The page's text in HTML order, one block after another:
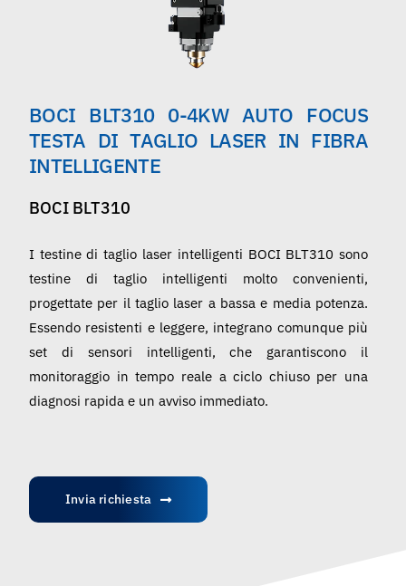
Chi Siamo
Italiano
BOCI BLT310 0-4KW AUTO FOCUS
TESTA DI TAGLIO LASER IN FIBRA
INTELLIGENTE
BOCI BLT310
I testine di taglio laser intelligenti BOCI BLT310 sono
testine di taglio intelligenti molto convenienti,
progettate per il taglio laser a bassa e media potenza.
Essendo resistenti e leggere, integrano comunque più
set di sensori intelligenti, che garantiscono il
monitoraggio in tempo reale a ciclo chiuso per una
diagnosi rapida e un avviso immediato.
Invia richiesta